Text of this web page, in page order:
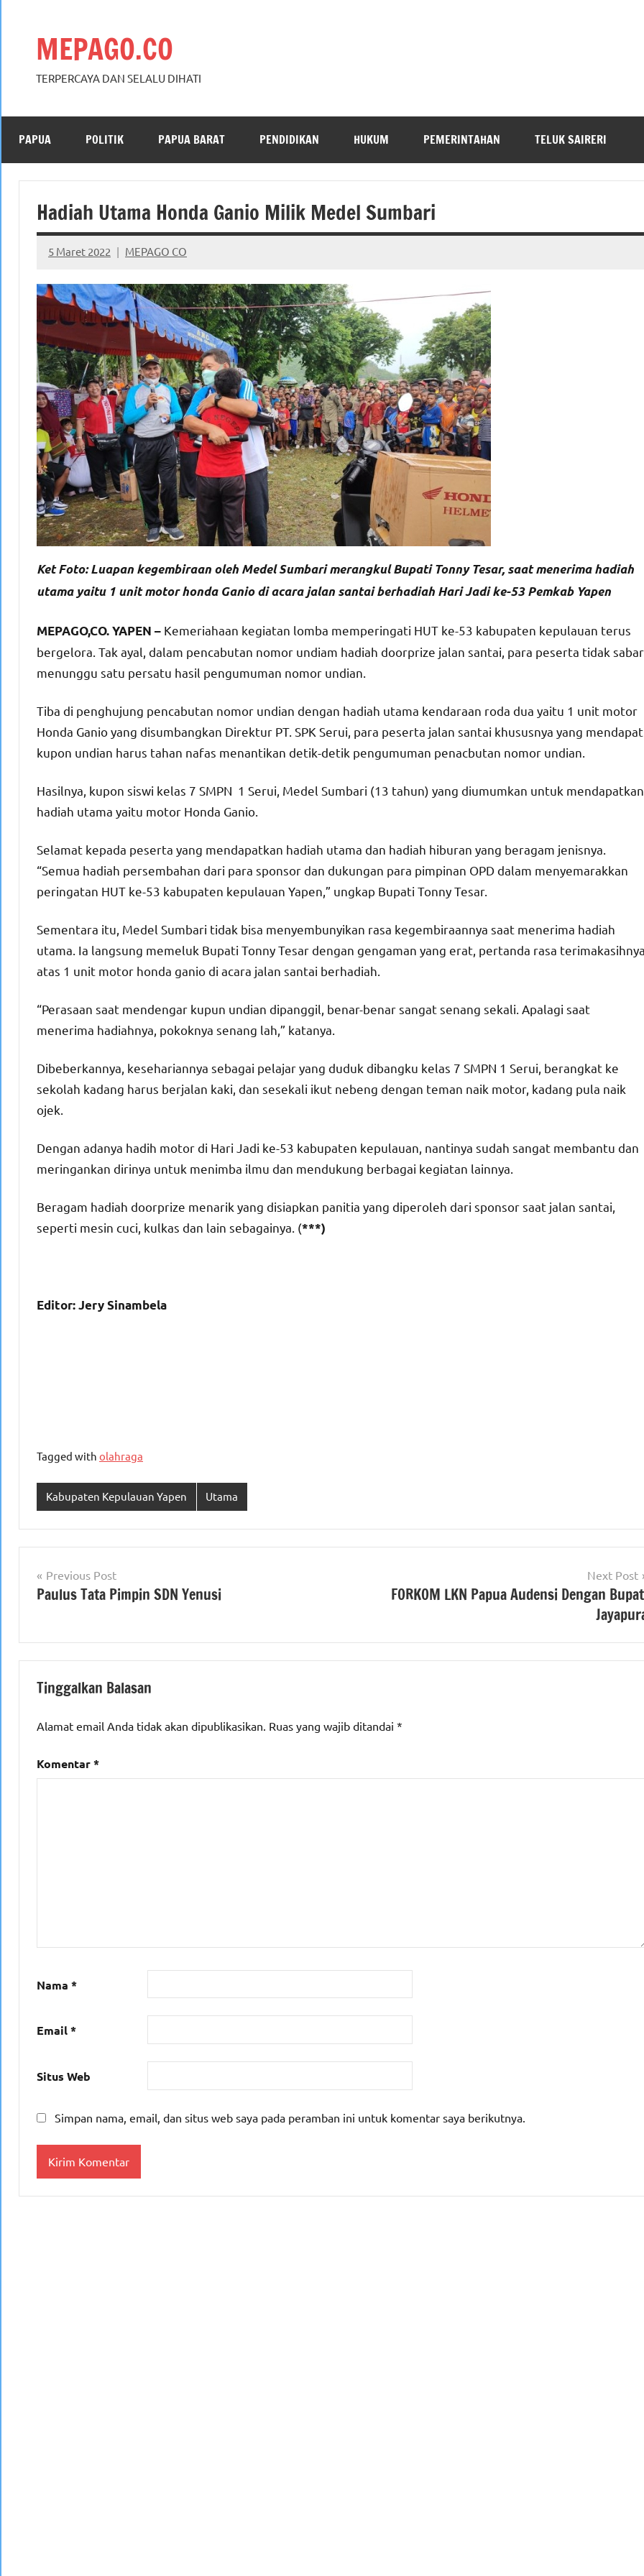
MEPAGO.CO
TERPERCAYA DAN SELALU DIHATI
PAPUA POLITIK PAPUA BARAT PENDIDIKAN HUKUM PEMERINTAHAN TELUK SAIRERI
Hadiah Utama Honda Ganio Milik Medel Sumbari
5 Maret 2022 MEPAGO CO
No
Ket Foto: Luapan kegembiraan oleh Medel Sumbari merangkul Bupati Tonny Tesar, saat menerima hadiah
utama yaitu 1 unit motor honda Ganio di acara jalan santai berhadiah Hari Jadi ke-53 Pemkab Yapen
MEPAGO,CO. YAPEN – Kemeriahaan kegiatan lomba memperingati HUT ke-53 kabupaten kepulauan terus
bergelora. Tak ayal, dalam pencabutan nomor undiam hadiah doorprize jalan santai, para peserta tidak sabar
menunggu satu persatu hasil pengumuman nomor undian.
Tiba di penghujung pencabutan nomor undian dengan hadiah utama kendaraan roda dua yaitu 1 unit motor
Honda Ganio yang disumbangkan Direktur PT. SPK Serui, para peserta jalan santai khususnya yang mendapat
kupon undian harus tahan nafas menantikan detik-detik pengumuman penacbutan nomor undian.
Hasilnya, kupon siswi kelas 7 SMPN 1 Serui, Medel Sumbari (13 tahun) yang diumumkan untuk mendapatkan
hadiah utama yaitu motor Honda Ganio.
Selamat kepada peserta yang mendapatkan hadiah utama dan hadiah hiburan yang beragam jenisnya.
“Semua hadiah persembahan dari para sponsor dan dukungan para pimpinan OPD dalam menyemarakkan
peringatan HUT ke-53 kabupaten kepulauan Yapen,” ungkap Bupati Tonny Tesar.
Sementara itu, Medel Sumbari tidak bisa menyembunyikan rasa kegembiraannya saat menerima hadiah
utama. Ia langsung memeluk Bupati Tonny Tesar dengan gengaman yang erat, pertanda rasa
atas 1 unit motor honda ganio di acara jalan santai berhadiah.
“Perasaan saat mendengar kupun undian dipanggil, benar-benar sangat senang sekali. Apalagi saat
menerima hadiahnya, pokoknya senang lah,” katanya.
Dibeberkannya, kesehariannya sebagai pelajar yang duduk dibangku kelas 7 SMPN 1 Serui, berangkat ke
sekolah kadang harus berjalan kaki, dan sesekali ikut nebeng dengan teman naik motor, kadang pula naik
ojek.
Dengan adanya hadih motor di Hari Jadi ke-53 kabupaten kepulauan, nantinya sudah sangat membantu dan
meringankan dirinya untuk menimba ilmu dan mendukung berbagai kegiatan lainnya.
Beragam hadiah doorprize menarik yang disiapkan panitia yang diperoleh dari sponsor saat jalan santai,
seperti mesin cuci, kulkas dan lain sebagainya. (***)
Editor: Jery Sinambela
Tagged with olahraga
Kabupaten Kepulauan Yapen Utama
Navigasi
pos
Previous Post
Paulus Tata Pimpin SDN Yenusi
Next Post
FORKOM LKN Papua Audensi Dengan
Tinggalkan Balasan
Alamat email Anda tidak akan dipublikasikan. Ruas yang wajib ditandai *
Komentar*
Nama *
Email*
Situs Web
Simpan nama, email, dan situs web saya pada peramban ini untuk komentar saya berikutnya.